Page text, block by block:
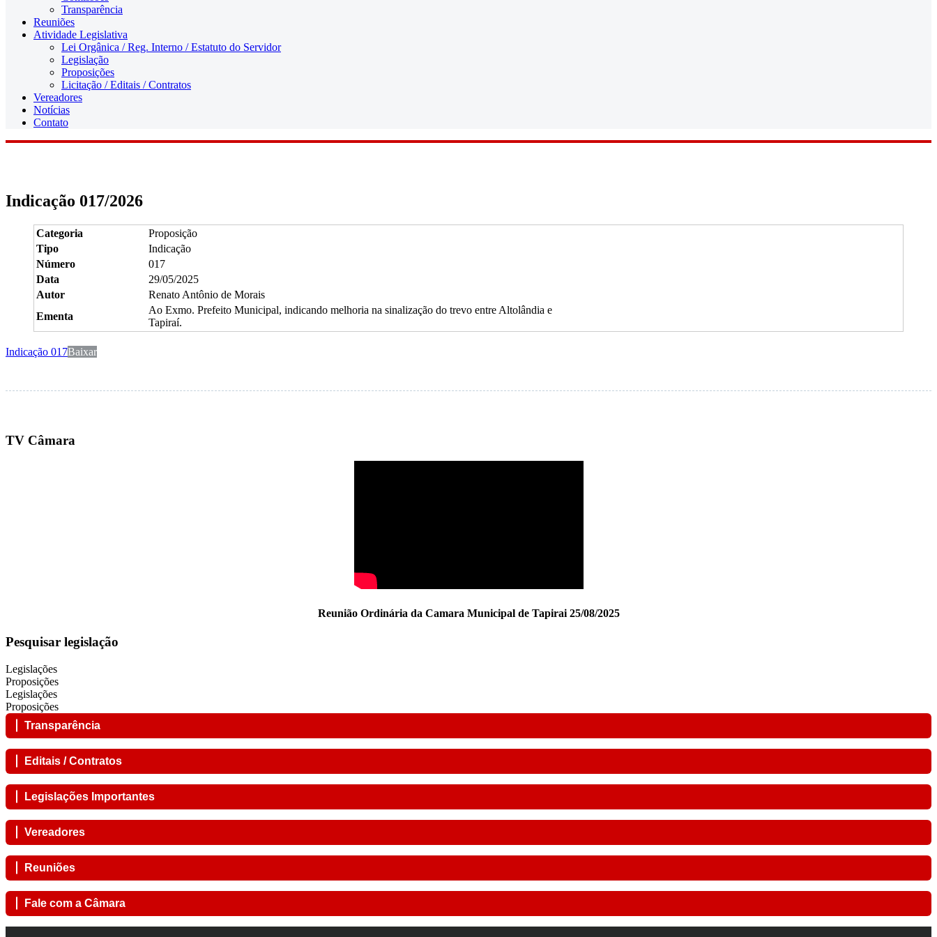
Transparência
Reuniões
Atividade Legislativa
Lei Orgânica / Reg. Interno / Estatuto do Servidor
Legislação
Proposições
Licitação / Editais / Contratos
Vereadores
Notícias
Contato
Indicação 017/2026
Categoria
Proposição
Tipo
Indicação
Número
017
Data
29/05/2025
Autor
Renato Antônio de Morais
Ementa
Ao Exmo. Prefeito Municipal, indicando melhoria na sinalização do trevo entre Altolândia e
Tapiraí.
Indicação 017Baixar
TV Câmara
Reunião Ordinária da Camara Municipal de Tapirai 25/08/2025
Pesquisar legislação
Legislações
Proposições
Legislações
Proposições
Transparência
Editais / Contratos
Legislações Importantes
Vereadores
Reuniões
Fale com a Câmara